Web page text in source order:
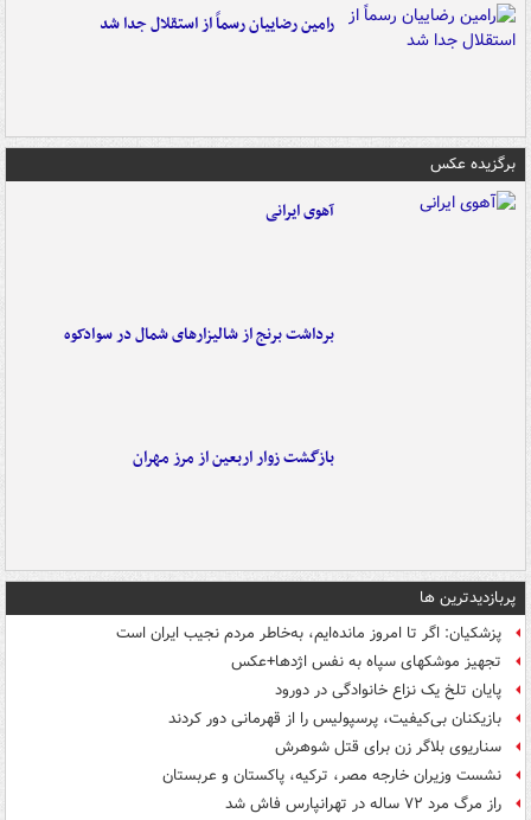
رامین رضاییان رسماً از استقلال جدا شد
برگزیده عکس
آهوی ایرانی
برداشت برنج از شالیزارهای شمال در سوادکوه
بازگشت زوار اربعین از مرز مهران
پربازدیدترین ها
پزشکیان: اگر تا امروز مانده‌ایم، به‌خاطر مردم نجیب ایران است
تجهیز موشکهای سپاه به نفس اژدها+عکس
پایان تلخ یک نزاع خانوادگی در دورود
بازیکنان بی‌کیفیت، پرسپولیس را از قهرمانی دور کردند
سناریوی بلاگر زن برای قتل شوهرش
نشست وزیران خارجه مصر، ترکیه، پاکستان و عربستان
راز مرگ مرد ۷۲ ساله در تهرانپارس فاش شد